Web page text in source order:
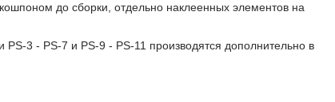
до сборки, отдельно наклеенных элементов на
3 - PS-7 и PS-9 - PS-11 производятся дополнительно в